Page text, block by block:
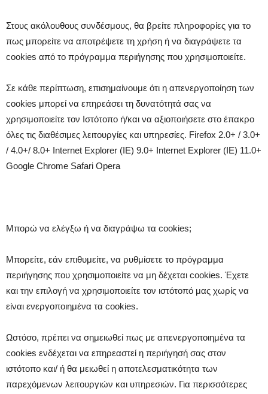
Στους ακόλουθους συνδέσμους, θα βρείτε πληροφορίες για το
πως μπορείτε να αποτρέψετε τη χρήση ή να διαγράψετε τα
cookies από το πρόγραμμα περιήγησης που χρησιμοποιείτε.
Σε κάθε περίπτωση, επισημαίνουμε ότι η απενεργοποίηση των
cookies μπορεί να επηρεάσει τη δυνατότητά σας να
χρησιμοποιείτε τον Ιστότοπο ή/και να αξιοποιήσετε στο έπακρο
όλες τις διαθέσιμες λειτουργίες και υπηρεσίες. Firefox 2.0+ / 3.0+
/ 4.0+/ 8.0+ Internet Explorer (IE) 9.0+ Internet Explorer (IE) 11.0+
Google Chrome Safari Opera
Μπορώ να ελέγξω ή να διαγράψω τα cookies;
Μπορείτε, εάν επιθυμείτε, να ρυθμίσετε το πρόγραμμα
περιήγησης που χρησιμοποιείτε να μη δέχεται cookies. Έχετε
και την επιλογή να χρησιμοποιείτε τον ιστότοπό μας χωρίς να
είναι ενεργοποιημένα τα cookies.
Ωστόσο, πρέπει να σημειωθεί πως με απενεργοποιημένα τα
cookies ενδέχεται να επηρεαστεί η περιήγησή σας στον
ιστότοπο και/ ή θα μειωθεί η αποτελεσματικότητα των
παρεχόμενων λειτουργιών και υπηρεσιών. Για περισσότερες